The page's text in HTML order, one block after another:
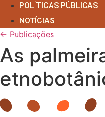
POLÍTICAS PÚBLICAS
NOTÍCIAS
← Publicações
As